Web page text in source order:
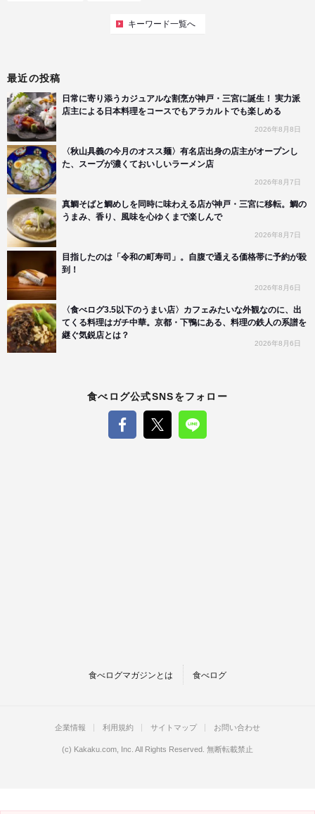
キーワード一覧へ
最近の投稿
日常に寄り添うカジュアルな割烹が神戸・三宮に誕生！ 実力派
店主による日本料理をコースでもアラカルトでも楽しめる
2026年8月8日
〈秋山具義の今月のオスス麺〉有名店出身の店主がオープンし
た、スープが濃くておいしいラーメン店
2026年8月7日
真鯛そばと鯛めしを同時に味わえる店が神戸・三宮に移転。鯛の
うまみ、香り、風味を心ゆくまで楽しんで
2026年8月7日
目指したのは「令和の町寿司」。自腹で通える価格帯に予約が殺
到！
2026年8月6日
〈食べログ3.5以下のうまい店〉カフェみたいな外観なのに、出
てくる料理はガチ中華。京都・下鴨にある、料理の鉄人の系譜を
継ぐ気鋭店とは？
2026年8月6日
食べログ公式SNSをフォロー
食べログマガジンとは 食べログ
企業情報 利用規約 サイトマップ お問い合わせ
(c) Kakaku.com, Inc. All Rights Reserved. 無断転載禁止